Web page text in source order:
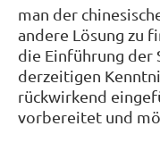
man der
andere Lösung zu
die Einführung der
derzeitigen
rückwirkend
vorbereitet und